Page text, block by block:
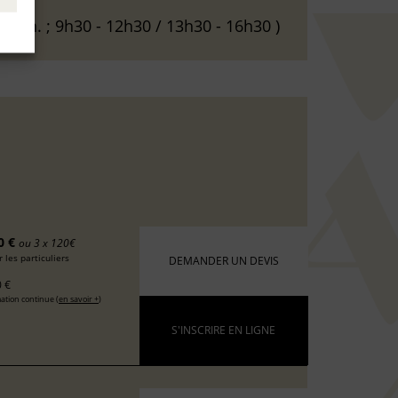
h. ; 9h30 - 12h30 / 13h30 - 16h30 )
€ ou 3 x 120€
les particuliers
€
continue (en savoir +)
DEMANDER UN DEVIS
S'INSCRIRE EN LIGNE